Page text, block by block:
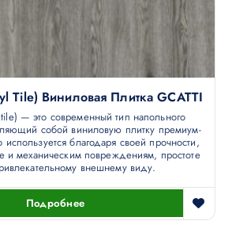
Tile) Виниловая Плитка GCATTI
— это современный тип напольного
собой виниловую плитку премиум-
благодаря своей прочности,
и механическим повреждениям, простоте
внешнему виду.
Подробнее